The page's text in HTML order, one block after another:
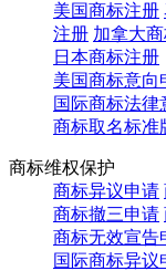
美国商标注册
注册 加拿大
日本商标注册
美国商标意向
国际商标法律
商标取名标准
商标维权保护
商标异议申请
商标撤三申请
商标无效宣告
国际商标异议